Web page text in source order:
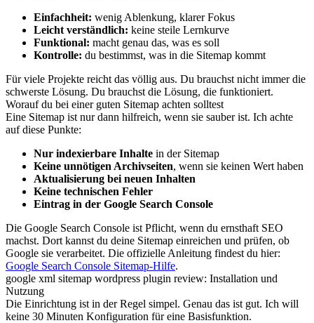
Einfachheit: wenig Ablenkung, klarer Fokus
Leicht verständlich: keine steile Lernkurve
Funktional: macht genau das, was es soll
Kontrolle: du bestimmst, was in die Sitemap kommt
Für viele Projekte reicht das völlig aus. Du brauchst nicht immer die
schwerste Lösung. Du brauchst die Lösung, die funktioniert.
Worauf du bei einer guten Sitemap achten solltest
Eine Sitemap ist nur dann hilfreich, wenn sie sauber ist. Ich achte
auf diese Punkte:
Nur indexierbare Inhalte in der Sitemap
Keine unnötigen Archivseiten, wenn sie keinen Wert haben
Aktualisierung bei neuen Inhalten
Keine technischen Fehler
Eintrag in der Google Search Console
Die Google Search Console ist Pflicht, wenn du ernsthaft SEO
machst. Dort kannst du deine Sitemap einreichen und prüfen, ob
Google sie verarbeitet. Die offizielle Anleitung findest du hier:
Google Search Console Sitemap-Hilfe.
google xml sitemap wordpress plugin review: Installation und
Nutzung
Die Einrichtung ist in der Regel simpel. Genau das ist gut. Ich will
keine 30 Minuten Konfiguration für eine Basisfunktion.